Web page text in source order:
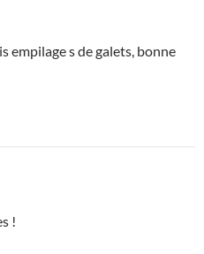
empilage s de galets, bonne
!